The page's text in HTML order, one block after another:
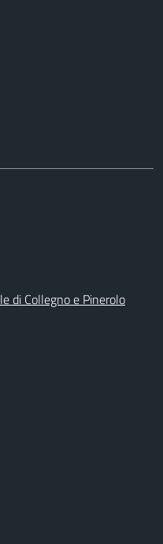
di Collegno e Pinerolo